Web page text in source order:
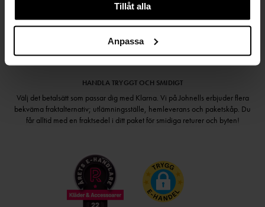
Tillåt alla
Anpassa
PRENUMERERA
HANDLA TRYGGT OCH SMIDIGT
Välj det betalsätt som passar dig med Klarna. Vi på Johnells erbjuder flera
bekväma fraktalternativ; utlämningsställe, hemleverans och paketskåp. Du
får alltid med en fraktsedel i ditt paket för smidiga returer och byten!